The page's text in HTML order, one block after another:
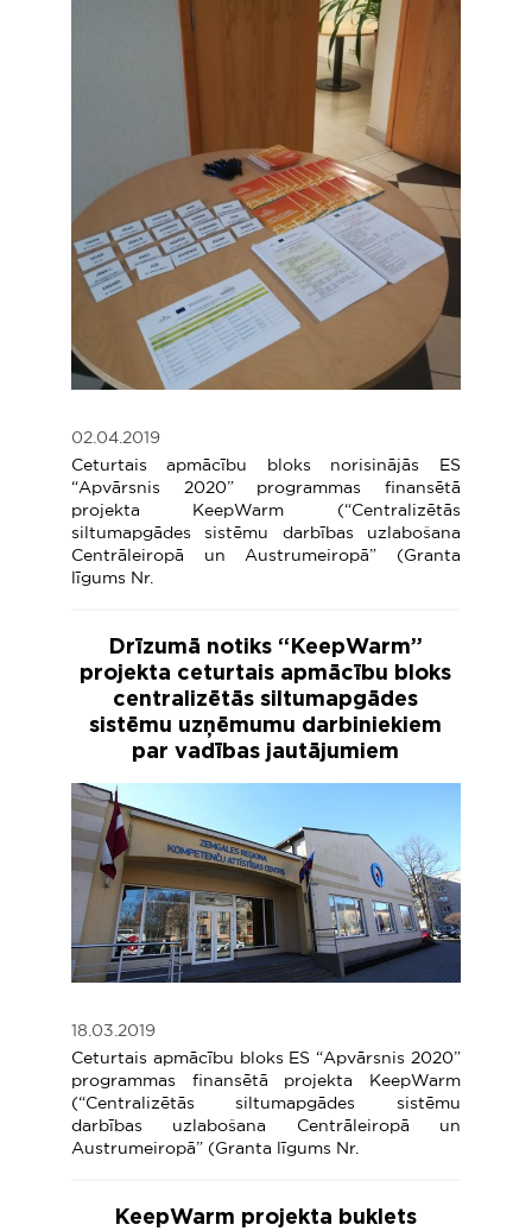
02.04.2019
Ceturtais apmācību bloks norisinājās ES
“Apvārsnis 2020” programmas finansētā
projekta KeepWarm (“Centralizētās
siltumapgādes sistēmu darbības uzlabošana
Centrāleiropā un Austrumeiropā” (Granta
līgums Nr.
Drīzumā notiks “KeepWarm”
projekta ceturtais apmācību bloks
centralizētās siltumapgādes
sistēmu uzņēmumu darbiniekiem
par vadības jautājumiem
18.03.2019
Ceturtais apmācību bloks ES “Apvārsnis 2020”
programmas finansētā projekta KeepWarm
(“Centralizētās siltumapgādes sistēmu
darbības uzlabošana Centrāleiropā un
Austrumeiropā” (Granta līgums Nr.
KeepWarm projekta buklets